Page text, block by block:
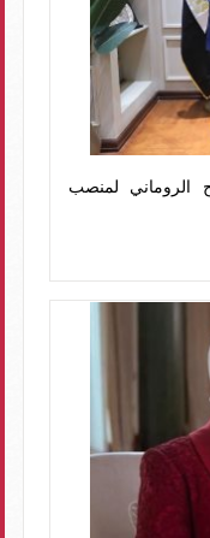
الروماني لمنصب